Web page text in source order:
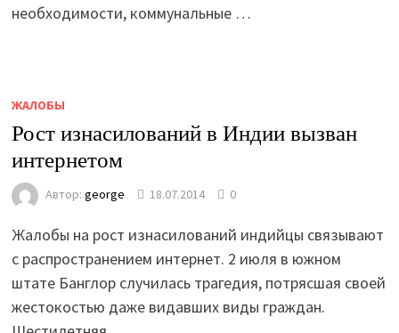
необходимости, коммунальные …
ЖАЛОБЫ
Рост изнасилований в Индии вызван
интернетом
Автор: george 18.07.2014 0
Жалобы на рост изнасилований индийцы связывают
с распространением интернет. 2 июля в южном
штате Банглор случилась трагедия, потрясшая своей
жестокостью даже видавших виды граждан.